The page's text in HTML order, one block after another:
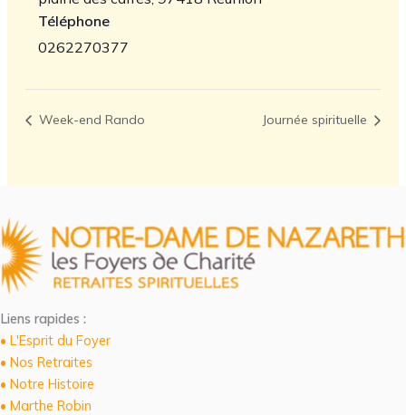
Téléphone
0262270377
Week-end Rando Journée spirituelle
Liens rapides :
• L'Esprit du Foyer
• Nos Retraites
• Notre Histoire
• Marthe Robin